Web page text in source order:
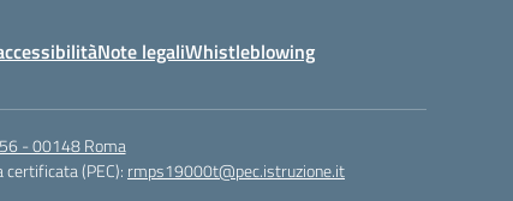
Note legaliWhistleblowing
- 00148 Roma
(PEC): rmps19000t@pec.istruzione.it